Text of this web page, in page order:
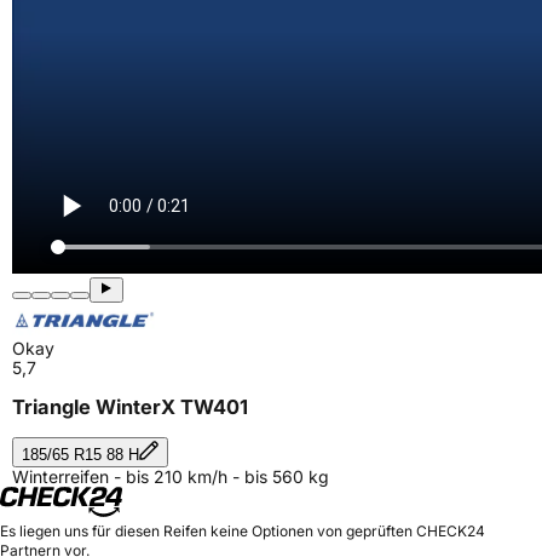
Okay
5,7
Triangle WinterX TW401
185/65 R15 88 H
Winterreifen - bis 210 km/h - bis 560 kg
Es liegen uns für diesen Reifen keine Optionen von geprüften CHECK24
Partnern vor.